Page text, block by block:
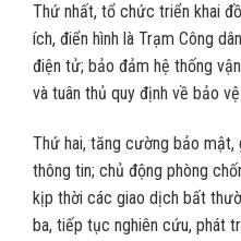
Thứ nhất, tổ chức triển khai
ích, điển hình là Trạm Công
điện tử; bảo đảm hệ thống
và tuân thủ quy định về bảo
Thứ hai, tăng cường bảo mật,
thông tin; chủ động phòng
kịp thời các giao dịch bất
ba, tiếp tục nghiên cứu, phát